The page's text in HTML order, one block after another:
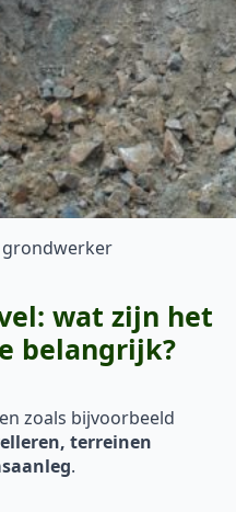
wat zijn het
belangrijk?
zoals bijvoorbeeld
terreinen
.